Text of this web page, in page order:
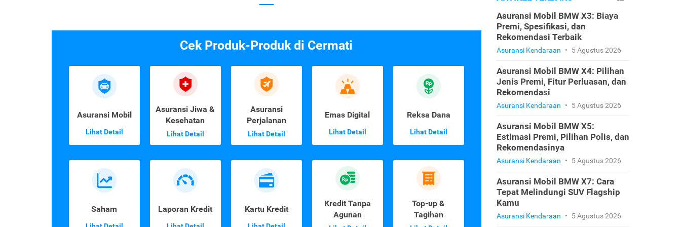
Cek Produk-Produk di Cermati
Asuransi Mobil
Lihat Detail
Asuransi Jiwa &
Kesehatan
Lihat Detail
Asuransi
Perjalanan
Lihat Detail
Emas Digital
Lihat Detail
Reksa Dana
Lihat Detail
Saham Laporan Kredit Kartu Kredit
Kredit Tanpa
Agunan
Top-up &
Tagihan
Asuransi Mobil BMW X3: Biaya
Premi, Spesifikasi, dan
Rekomendasi Terbaik
Asuransi Kendaraan • 5 Agustus 2026
Asuransi Mobil BMW X4: Pilihan
Jenis Premi, Fitur Perluasan, dan
Rekomendasi
Asuransi Kendaraan • 5 Agustus 2026
Asuransi Mobil BMW X5:
Estimasi Premi, Pilihan Polis, dan
Rekomendasinya
Asuransi Kendaraan • 5 Agustus 2026
Asuransi Mobil BMW X7: Cara
Tepat Melindungi SUV Flagship
Kamu
Asuransi Kendaraan • 5 Agustus 2026